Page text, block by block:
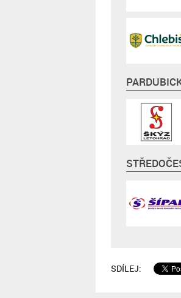
SDÍLEJ: